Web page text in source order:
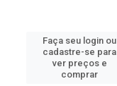
Faça seu login ou
cadastre-se para
ver preços e
comprar